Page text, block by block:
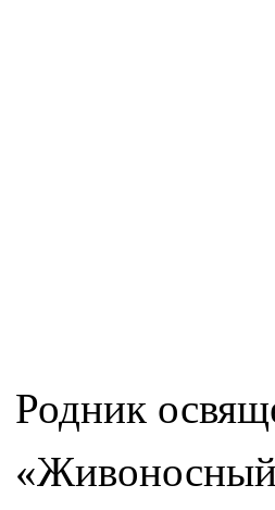
Родник
«Живоносный